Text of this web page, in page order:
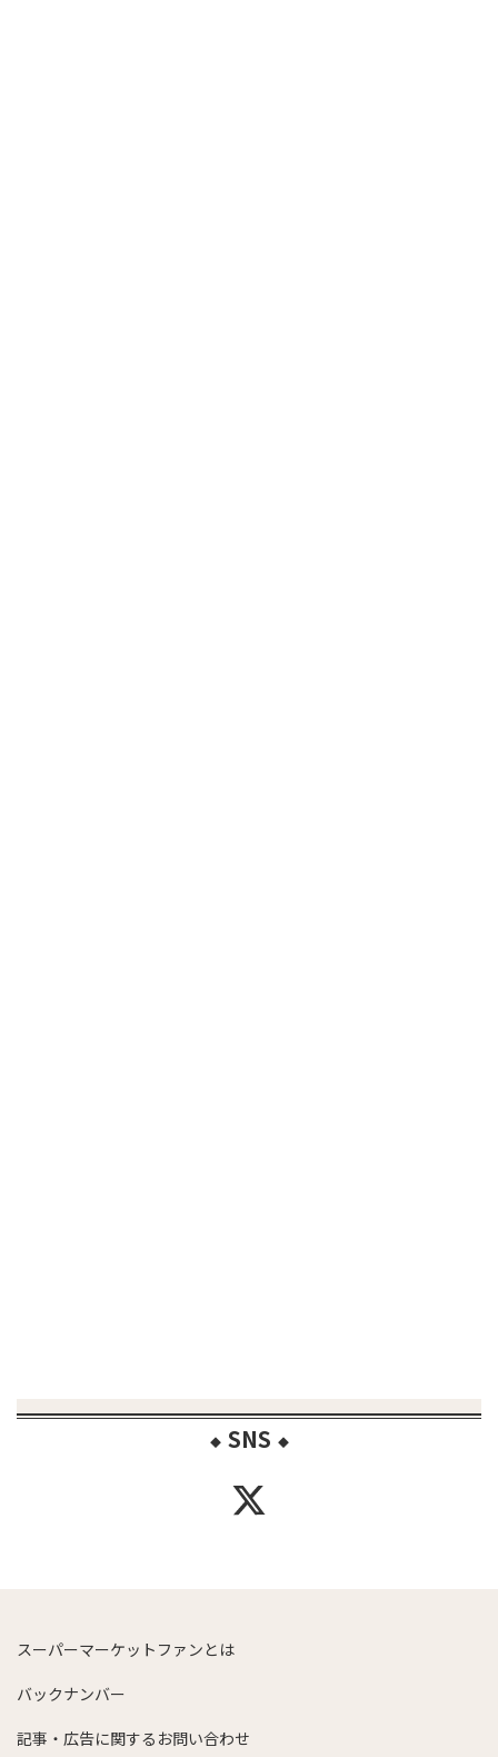
◆ SNS ◆
スーパーマーケットファンとは
バックナンバー
記事・広告に関するお問い合わせ